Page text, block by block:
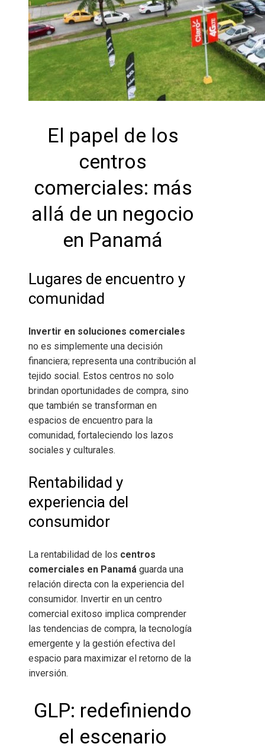
El papel de los
centros
comerciales: más
allá de un negocio
en Panamá
Lugares de encuentro y
comunidad
Invertir en soluciones comerciales
no es simplemente una decisión
financiera; representa una contribución al
tejido social. Estos centros no solo
brindan oportunidades de compra, sino
que también se transforman en
espacios de encuentro para la
comunidad, fortaleciendo los lazos
sociales y culturales.
Rentabilidad y
experiencia del
consumidor
La rentabilidad de los centros
comerciales en Panamá guarda una
relación directa con la experiencia del
consumidor. Invertir en un centro
comercial exitoso implica comprender
las tendencias de compra, la tecnología
emergente y la gestión efectiva del
espacio para maximizar el retorno de la
inversión.
GLP: redefiniendo
el escenario